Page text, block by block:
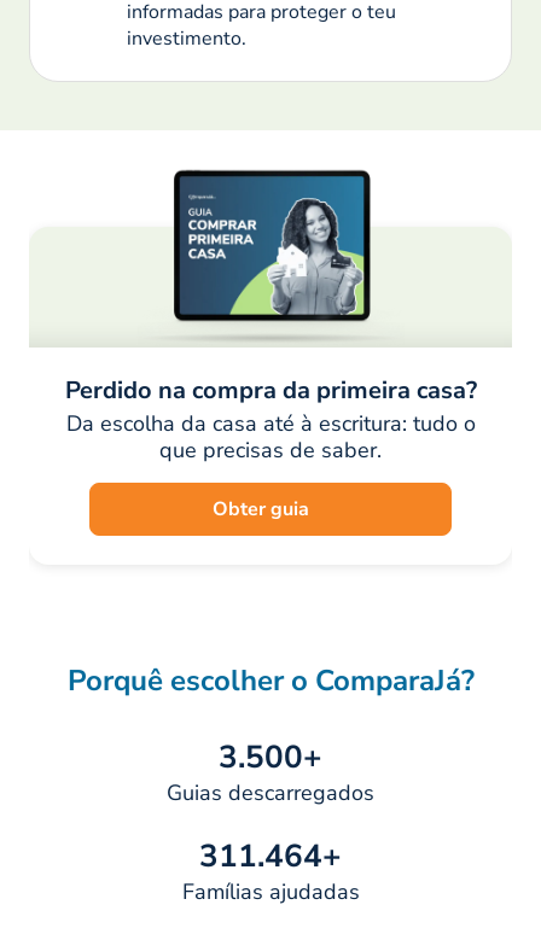
informadas para proteger o teu
investimento.
Perdido na compra da primeira casa?
Da escolha da casa até à escritura: tudo o
que precisas de saber.
Obter guia
Porquê escolher o ComparaJá?
3.500+
Guias descarregados
311.464+
Famílias ajudadas